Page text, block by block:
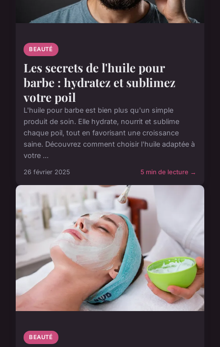
BEAUTÉ
Les secrets de l'huile pour
barbe : hydratez et sublimez
votre poil
L'huile pour barbe est bien plus qu'un simple
produit de soin. Elle hydrate, nourrit et sublime
chaque poil, tout en favorisant une croissance
saine. Découvrez comment choisir l'huile adaptée à
votre ...
26 février 2025 5 min de lecture →
BEAUTÉ